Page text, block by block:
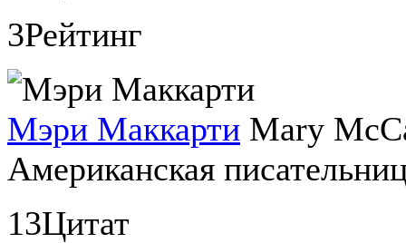
3Рейтинг
Мэри Маккарти Mary
Американская
13Цитат